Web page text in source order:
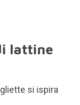
lattine
si ispira